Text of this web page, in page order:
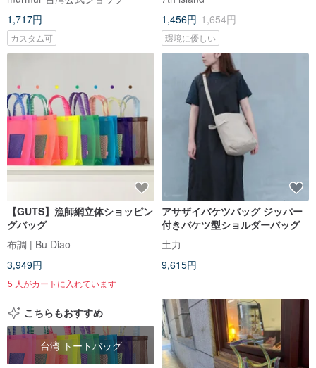
1,717円
カスタム可
群、丈夫。台湾スタイルファッ
ション
1,456円 1,654円
環境に優しい
【GUTS】漁師網立体ショッピン
グバッグ
布調 | Bu Diao
3,949円
5 人がカートに入れています
アサザイバケツバッグ ジッパー
付きバケツ型ショルダーバッグ
土力
9,615円
こちらもおすすめ
台湾 トートバッグ